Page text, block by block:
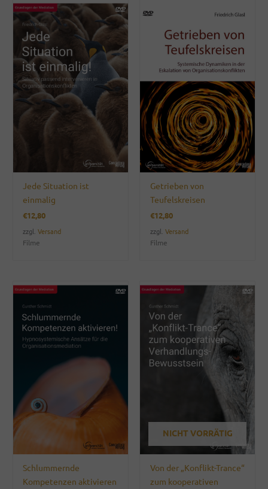
Jede Situation ist
einmalig
€12,80
zzgl.Versand
Filme
Getrieben von
Teufelskreisen
€12,80
zzgl. Versand
Filme
Schlummernde
Kompetenzen aktivieren
NICHT VORRÄTIG
Von der „Konflikt-Trance“
zum kooperativen